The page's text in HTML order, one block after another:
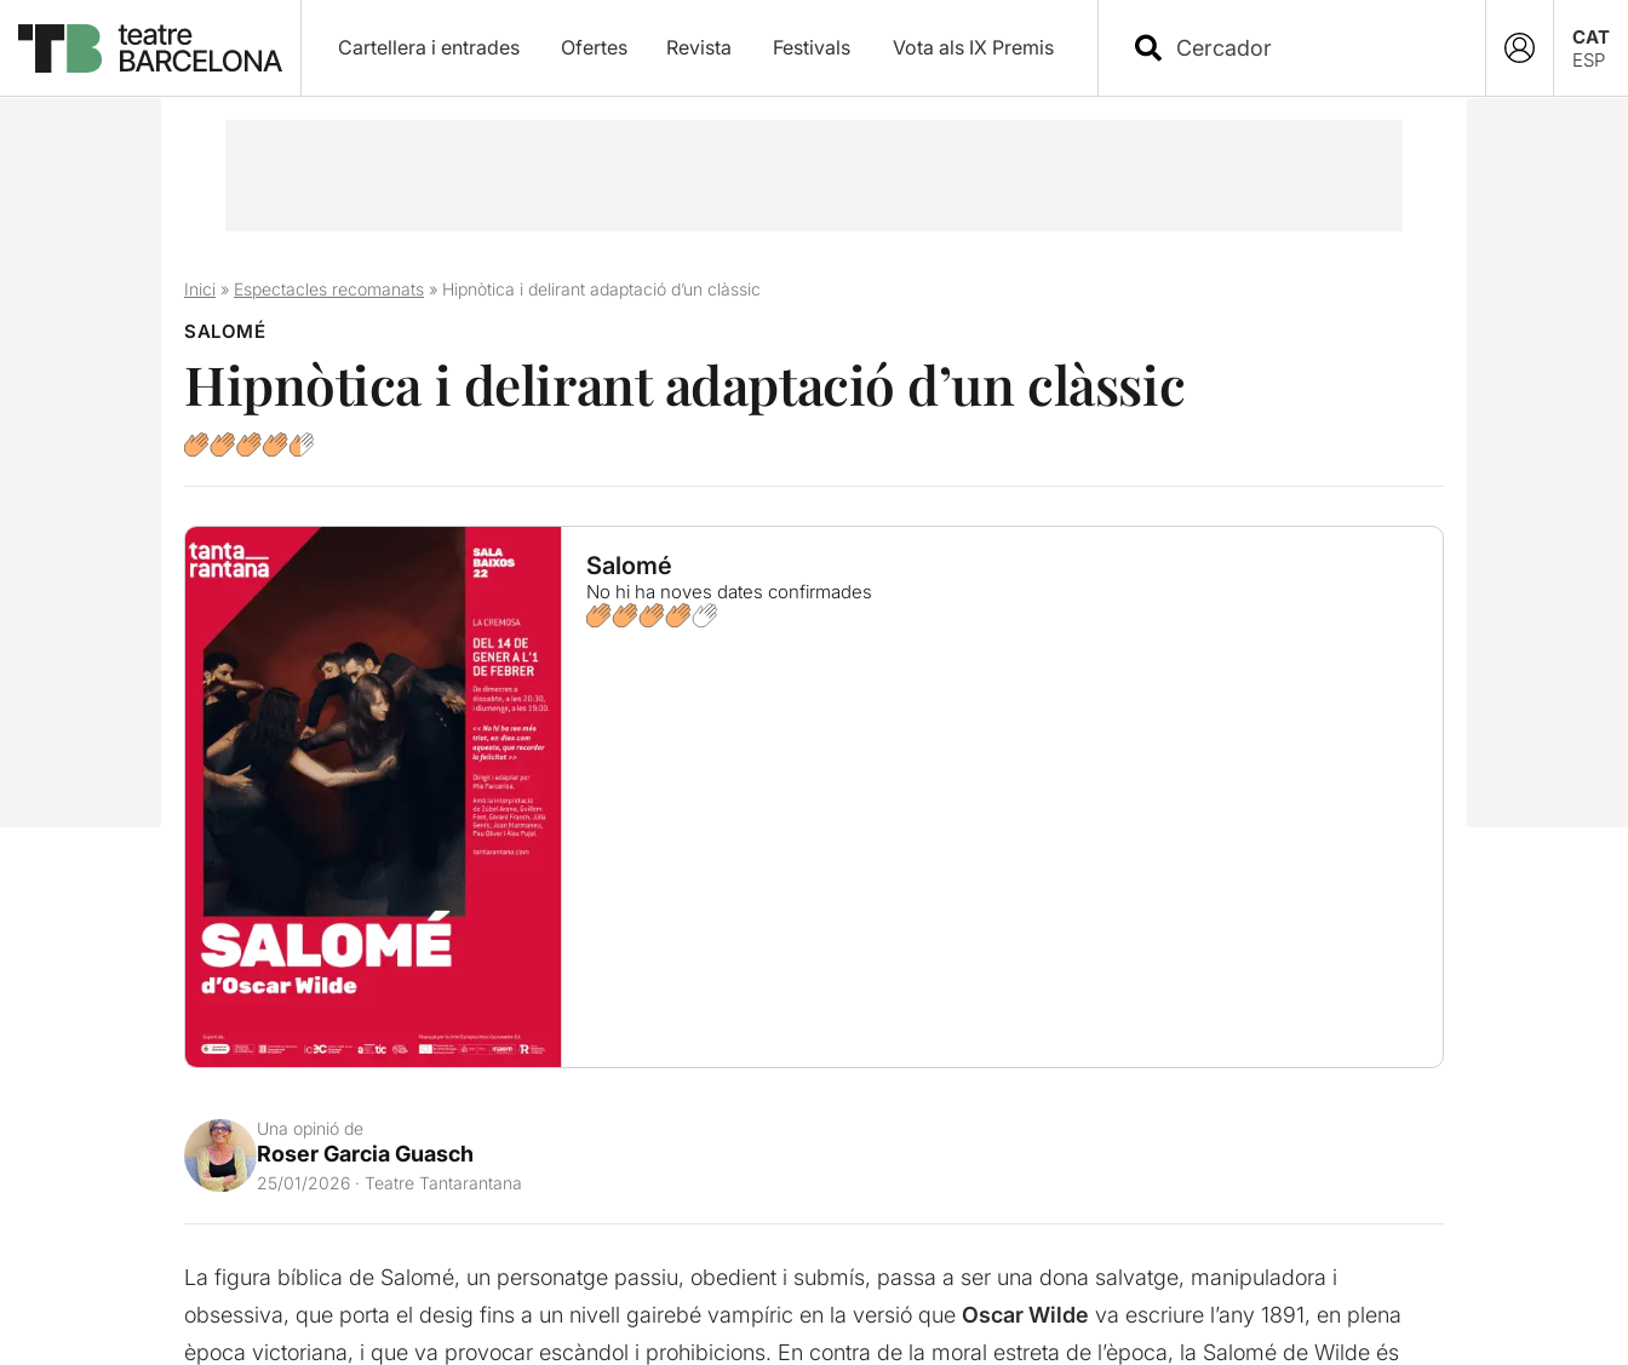
Cartellera i entrades Ofertes Revista Festivals Vota als IX Premis
CAT
ESP
Inici» Espectacles recomanats» Hipnòtica i delirant adaptació d’un clàssic
SALOMÉ
Hipnòtica i delirant adaptació d’un clàssic
Salomé
No hi ha noves dates confirmades
Una opinió de
Roser Garcia Guasch
25/01/2026 · Teatre Tantarantana
La figura bíblica de Salomé, un personatge passiu, obedient i submís, passa a ser una dona salvatge, manipuladora i
obsessiva, que porta el desig fins a un nivell gairebé vampíric en la versió que Oscar Wilde va escriure l’any 1891, en plena
època victoriana, i que va provocar escàndol i prohibicions. En contra de la moral estreta de l’època, la Salomé de Wilde és